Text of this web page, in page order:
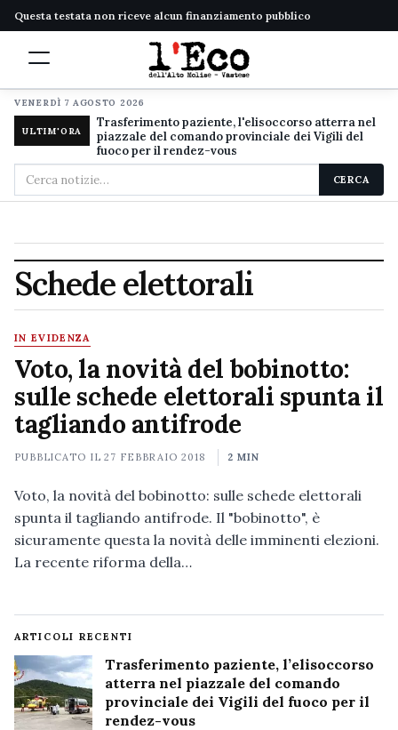
Questa testata non riceve alcun finanziamento pubblico
VENERDÌ 7 AGOSTO 2026
ULTIM'ORA
Trasferimento paziente, l'elisoccorso atterra nel
piazzale del comando provinciale dei Vigili del
fuoco per il rendez-vous
Cerca
nel
CERCA
Schede elettorali
IN EVIDENZA
Voto, la novità del bobinotto:
sulle schede elettorali spunta il
tagliando antifrode
PUBBLICATO IL27 FEBBRAIO 2018 2 MIN
Voto, la novità del bobinotto: sulle schede elettorali
spunta il tagliando antifrode. Il "bobinotto", è
sicuramente questa la novità delle imminenti elezioni.
La recente riforma della…
ARTICOLI RECENTI
Trasferimento paziente, l’elisoccorso
atterra nel piazzale del comando
provinciale dei Vigili del fuoco per il
rendez-vous